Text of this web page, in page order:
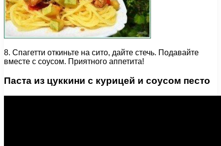
8. Спагетти откиньте на сито, дайте стечь. Подавайте
вместе с соусом. Приятного аппетита!
Паста из цуккини с курицей и соусом песто